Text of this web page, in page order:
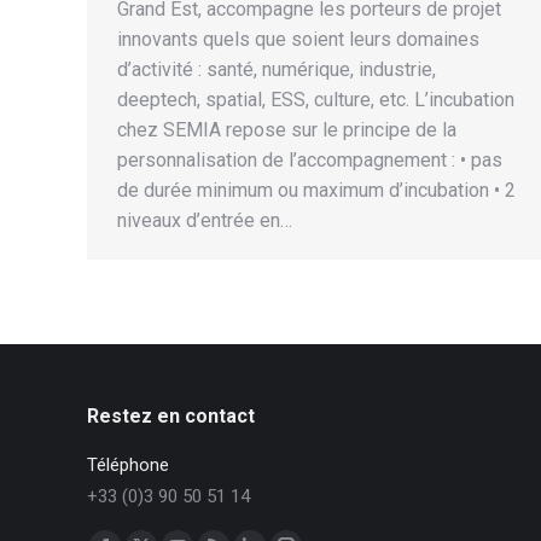
Grand Est, accompagne les porteurs de projet
innovants quels que soient leurs domaines
d’activité : santé, numérique, industrie,
deeptech, spatial, ESS, culture, etc. L’incubation
chez SEMIA repose sur le principe de la
personnalisation de l’accompagnement : • pas
de durée minimum ou maximum d’incubation • 2
niveaux d’entrée en…
Restez en contact
Téléphone
+33 (0)3 90 50 51 14